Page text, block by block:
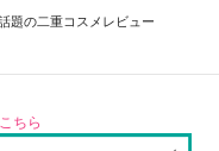
題の二重コスメレビュー
ちら